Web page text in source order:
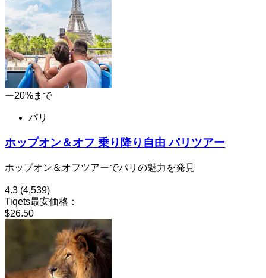
ー20%まで
パリ
ホップオン＆オフ 乗り降り自由 パリツアー
ホップオン＆オフツアーでパリの魅力を発見
4.3 (4,539)
Tiqets最安価格：
$26.50